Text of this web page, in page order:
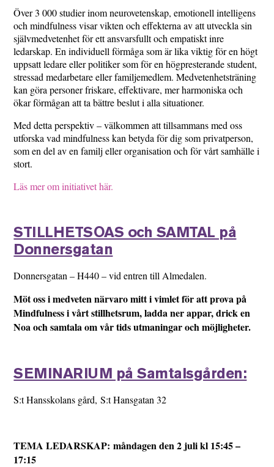
Över 3 000 studier inom neurovetenskap, emotionell intelligens
och mindfulness visar vikten och effekterna av att utveckla sin
självmedvetenhet för ett ansvarsfullt och empatiskt inre
ledarskap. En individuell förmåga som är lika viktig för en högt
uppsatt ledare eller politiker som för en högpresterande student,
stressad medarbetare eller familjemedlem. Medvetenhetsträning
kan göra personer friskare, effektivare, mer harmoniska och
ökar förmågan att ta bättre beslut i alla situationer.
Med detta perspektiv – välkommen att tillsammans med oss
utforska vad mindfulness kan betyda för dig som privatperson,
som en del av en familj eller organisation och för vårt samhälle i
stort.
Läs mer om initiativet här.
STILLHETSOAS och SAMTAL på
Donnersgatan
Donnersgatan – H440 – vid entren till Almedalen.
Möt oss i medveten närvaro mitt i vimlet för att prova på
Mindfulness i vårt stillhetsrum, ladda ner appar, drick en
Noa och samtala om vår tids utmaningar och möjligheter.
SEMINARIUM på Samtalsgården:
S:t Hansskolans gård, S:t Hansgatan 32
TEMA LEDARSKAP: måndagen den 2 juli kl 15:45 –
17:15